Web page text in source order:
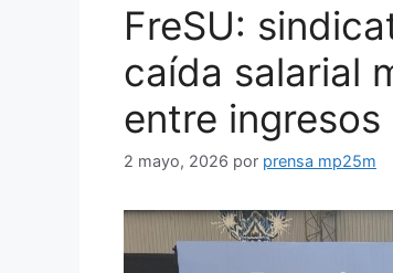
FreSU:
caída salarial
entre
2 mayo, 2026 por prensa mp25m